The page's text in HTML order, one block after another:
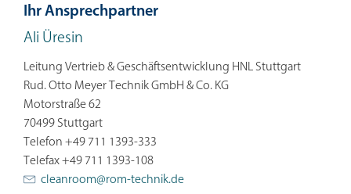
Ihr Ansprechpartner
Ali Üresin
Leitung Vertrieb & Geschäftsentwicklung HNL Stuttgart
Rud. Otto Meyer Technik GmbH & Co. KG
Motorstraße 62
70499 Stuttgart
Telefon +49 711 1393-333
Telefax +49 711 1393-108
cleanroom@rom-technik.de